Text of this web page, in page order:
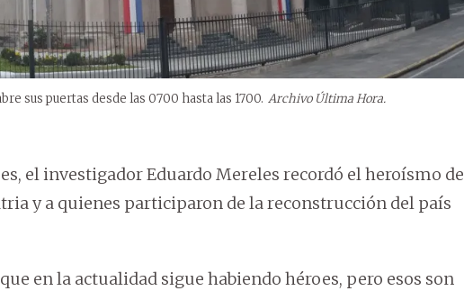
sus puertas desde las 0700 hasta las 1700. Archivo Última Hora.
el investigador Eduardo Mereles recordó el heroísmo de
y a quienes participaron de la reconstrucción del país
en la actualidad sigue habiendo héroes, pero esos son